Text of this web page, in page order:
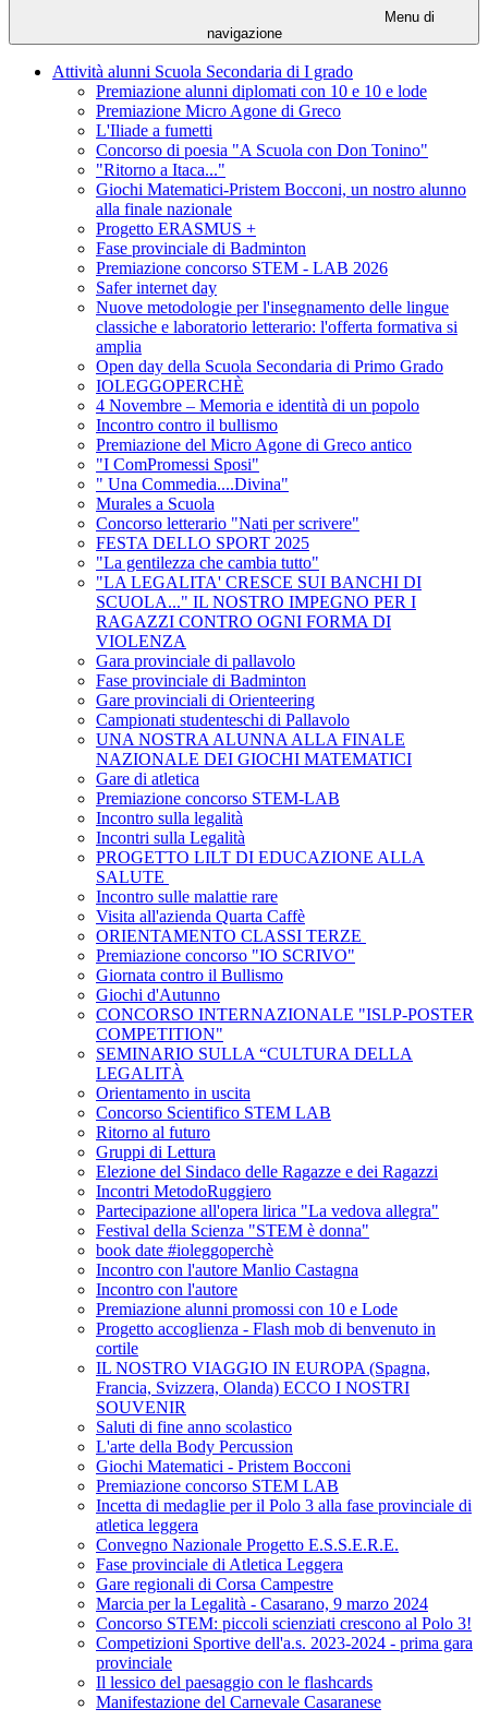
Menu di
navigazione
Attività alunni Scuola Secondaria di I grado
Premiazione alunni diplomati con 10 e 10 e lode
Premiazione Micro Agone di Greco
L'Iliade a fumetti
Concorso di poesia "A Scuola con Don Tonino"
"Ritorno a Itaca..."
Giochi Matematici-Pristem Bocconi, un nostro alunno
alla finale nazionale
Progetto ERASMUS +
Fase provinciale di Badminton
Premiazione concorso STEM - LAB 2026
Safer internet day
Nuove metodologie per l'insegnamento delle lingue
classiche e laboratorio letterario: l'offerta formativa si
amplia
Open day della Scuola Secondaria di Primo Grado
IOLEGGOPERCHÈ
4 Novembre – Memoria e identità di un popolo
Incontro contro il bullismo
Premiazione del Micro Agone di Greco antico
"I ComPromessi Sposi"
" Una Commedia....Divina"
Murales a Scuola
Concorso letterario "Nati per scrivere"
FESTA DELLO SPORT 2025
"La gentilezza che cambia tutto"
"LA LEGALITA' CRESCE SUI BANCHI DI
SCUOLA..." IL NOSTRO IMPEGNO PER I
RAGAZZI CONTRO OGNI FORMA DI
VIOLENZA
Gara provinciale di pallavolo
Fase provinciale di Badminton
Gare provinciali di Orienteering
Campionati studenteschi di Pallavolo
UNA NOSTRA ALUNNA ALLA FINALE
NAZIONALE DEI GIOCHI MATEMATICI
Gare di atletica
Premiazione concorso STEM-LAB
Incontro sulla legalità
Incontri sulla Legalità
PROGETTO LILT DI EDUCAZIONE ALLA
SALUTE
Incontro sulle malattie rare
Visita all'azienda Quarta Caffè
ORIENTAMENTO CLASSI TERZE
Premiazione concorso "IO SCRIVO"
Giornata contro il Bullismo
Giochi d'Autunno
CONCORSO INTERNAZIONALE "ISLP-POSTER
COMPETITION"
SEMINARIO SULLA “CULTURA DELLA
LEGALITÀ
Orientamento in uscita
Concorso Scientifico STEM LAB
Ritorno al futuro
Gruppi di Lettura
Elezione del Sindaco delle Ragazze e dei Ragazzi
Incontri MetodoRuggiero
Partecipazione all'opera lirica "La vedova allegra"
Festival della Scienza "STEM è donna"
book date #ioleggoperchè
Incontro con l'autore Manlio Castagna
Incontro con l'autore
Premiazione alunni promossi con 10 e Lode
Progetto accoglienza - Flash mob di benvenuto in
cortile
IL NOSTRO VIAGGIO IN EUROPA (Spagna,
Francia, Svizzera, Olanda) ECCO I NOSTRI
SOUVENIR
Saluti di fine anno scolastico
L'arte della Body Percussion
Giochi Matematici - Pristem Bocconi
Premiazione concorso STEM LAB
Incetta di medaglie per il Polo 3 alla fase provinciale di
atletica leggera
Convegno Nazionale Progetto E.S.S.E.R.E.
Fase provinciale di Atletica Leggera
Gare regionali di Corsa Campestre
Marcia per la Legalità - Casarano, 9 marzo 2024
Concorso STEM: piccoli scienziati crescono al Polo 3!
Competizioni Sportive dell'a.s. 2023-2024 - prima gara
provinciale
Il lessico del paesaggio con le flashcards
Manifestazione del Carnevale Casaranese